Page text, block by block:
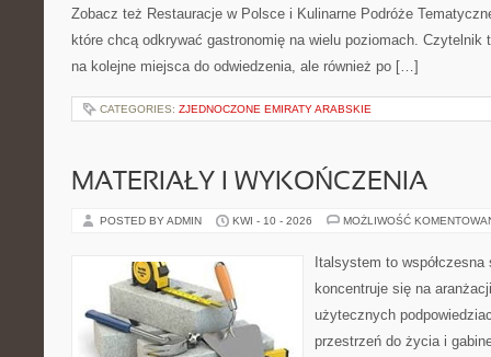
Zobacz też Restauracje w Polsce i Kulinarne Podróże
które chcą odkrywać gastronomię na wielu poziomach. Czytelnik
na kolejne miejsca do odwiedzenia, ale również po […]
CATEGORIES: ZJEDNOCZONE EMIRATY ARABSKIE
MATERIAŁY I WYKOŃCZENIA
POSTED BY ADMIN KWI - 10 - 2026 MOŻLIWOŚĆ
Italsystem to
koncentruje się na
użytecznych
przestrzeń do życia i